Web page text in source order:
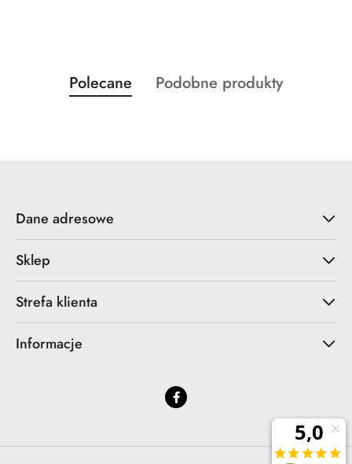
Pomiń karuzelę produktów
Produkty
o
Polecane
Produkty
Podobne produkty
Dane adresowe
Sklep
Strefa klienta
Informacje